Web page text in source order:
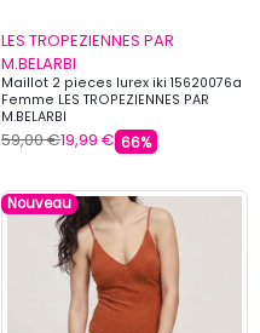
LES TROPEZIENNES PAR
M.BELARBI
Maillot 2 pieces lurex iki 15620076a
Femme LES TROPEZIENNES PAR
M.BELARBI
59,00 €19,99 € 66%
Nouveau